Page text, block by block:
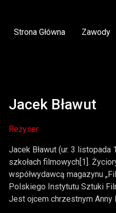
Strona Główna Zawody
Jacek Bławut
Reżyser
Jacek Bławut (ur. 3
szkołach filmowych[1].
współwydawcą magazynu
Polskiego Instytutu Sztuki
Jest ojcem chrzestnym Anny